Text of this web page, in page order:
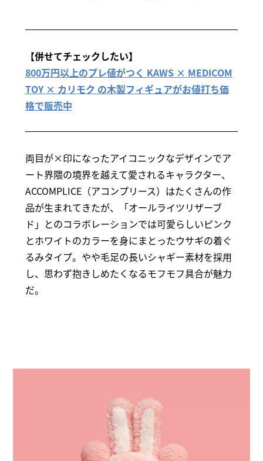
【併せてチェックしたい】
800万円以上のプレ値がつく KAWS × MEDICOM
TOY × カリモク の木製フィギュアがお値打ち価
格で販売中
両目が×印になったアイコニックなデザインでア
ート界隈の境界を越えて愛されるキャラクター、
ACCOMPLICE（アコンプリース）はたくさんの作
品が生まれてきたが、「オールライツリザーブ
ド」とのコラボレーションでは可愛らしいピンク
とホワイトのカラーを身にまとったウサギの着ぐ
るみタイプ。やや毛足の長いシャギー素材を採用
し、思わず抱きしめたくなるモフモフ具合が魅力
だ。